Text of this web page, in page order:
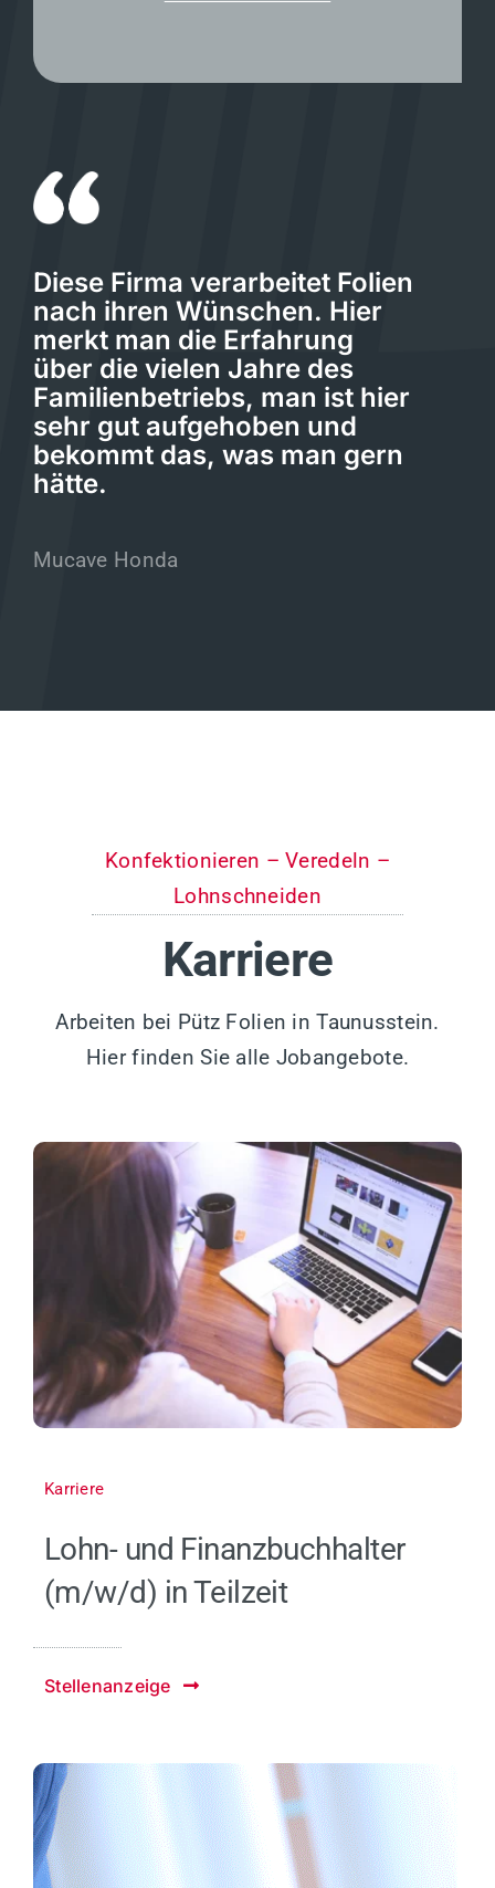
Diese Firma verarbeitet Folien
nach ihren Wünschen. Hier
merkt man die Erfahrung
über die vielen Jahre des
Familienbetriebs, man ist hier
sehr gut aufgehoben und
bekommt das, was man gern
hätte.
Mucave Honda
Konfektionieren – Veredeln –
Lohnschneiden
Karriere
Arbeiten bei Pütz Folien in Taunusstein.
Hier finden Sie alle Jobangebote.
Karriere
Lohn- und Finanzbuchhalter
(m/w/d) in Teilzeit
Stellenanzeige